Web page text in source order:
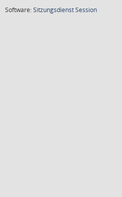
Software:SitzungsdienstSession(Wird in